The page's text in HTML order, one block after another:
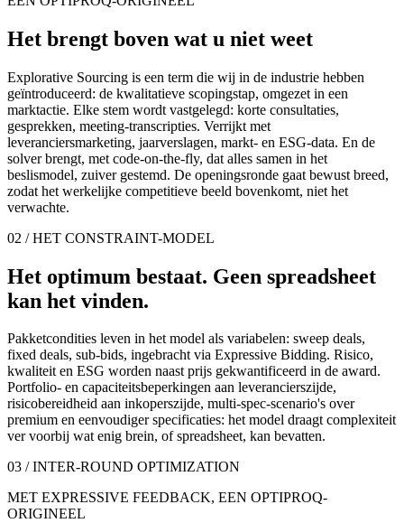
Het brengt boven wat u niet weet
Explorative Sourcing is een term die wij in de industrie hebben
geïntroduceerd: de kwalitatieve scopingstap, omgezet in een
marktactie. Elke stem wordt vastgelegd: korte consultaties,
gesprekken, meeting-transcripties. Verrijkt met
leveranciersmarketing, jaarverslagen, markt- en ESG-data. En de
solver brengt, met code-on-the-fly, dat alles samen in het
beslismodel, zuiver gestemd. De openingsronde gaat bewust breed,
zodat het werkelijke competitieve beeld bovenkomt, niet het
verwachte.
02 / HET CONSTRAINT-MODEL
Het optimum bestaat. Geen spreadsheet
kan het vinden.
Pakketcondities leven in het model als variabelen: sweep deals,
fixed deals, sub-bids, ingebracht via Expressive Bidding. Risico,
kwaliteit en ESG worden naast prijs gekwantificeerd in de award.
Portfolio- en capaciteitsbeperkingen aan leverancierszijde,
risicobereidheid aan inkoperszijde, multi-spec-scenario's over
premium en eenvoudiger specificaties: het model draagt complexiteit
ver voorbij wat enig brein, of spreadsheet, kan bevatten.
03 / INTER-ROUND OPTIMIZATION
MET EXPRESSIVE FEEDBACK, EEN OPTIPROQ-
ORIGINEEL